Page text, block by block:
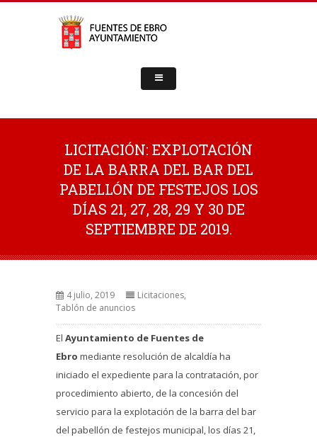
LICITACIÓN: EXPLOTACIÓN
DE LA BARRA DEL BAR DEL
PABELLÓN DE FESTEJOS LOS
DÍAS 21, 27, 28, 29 Y 30 DE
SEPTIEMBRE DE 2019.
4 julio, 2019 Licitaciones,
Tablón de anuncios
El Ayuntamiento de Fuentes de
Ebro mediante resolución de alcaldía ha
iniciado el expediente para la contratación, por
procedimiento abierto, de la concesión del
servicio para la explotación de la barra del bar
del pabellón de festejos municipal, los días 21,